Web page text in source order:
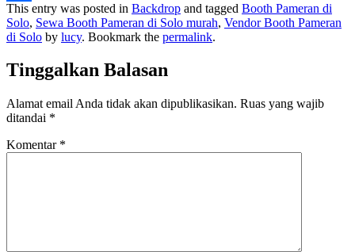
Share
This entry was posted in Backdrop and tagged Booth Pameran di
Solo, Sewa Booth Pameran di Solo murah, Vendor Booth Pameran
di Solo by lucy. Bookmark the permalink.
Tinggalkan Balasan
Alamat email Anda tidak akan dipublikasikan. Ruas yang wajib
ditandai *
Komentar *